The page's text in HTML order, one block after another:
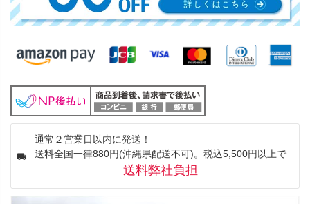
通常２営業日以内に発送！
送料全国一律880円(沖縄県配送不可)。税込5,500円以上で
送料弊社負担